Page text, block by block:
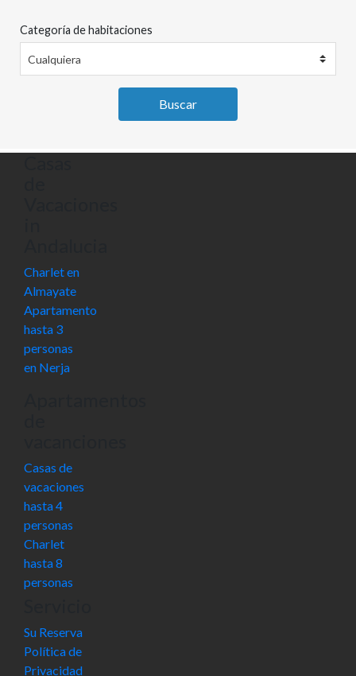
Categoría de habitaciones
Buscar
Charlet en
Almayate
Apartamento
hasta 3
personas
en Nerja
Casas de
vacaciones
hasta 4
personas
Charlet
hasta 8
personas
Su Reserva
Política de
Privacidad